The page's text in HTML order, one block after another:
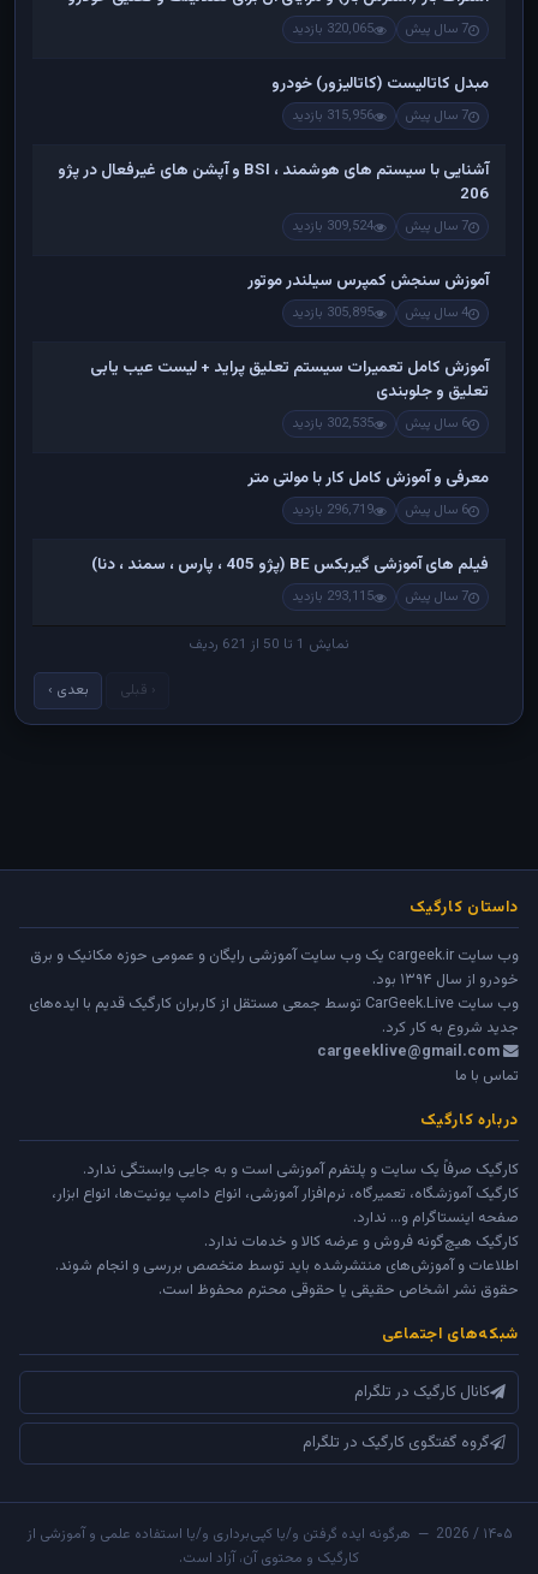
7 سال پیش 320,065 بازدید
مبدل کاتالیست (کاتالیزور) خودرو
7 سال پیش 315,956 بازدید
آشنایی با سیستم های هوشمند ، BSI و آپشن های غیرفعال در پژو
206
7 سال پیش 309,524 بازدید
آموزش سنجش کمپرس سیلندر موتور
4 سال پیش 305,895 بازدید
آموزش کامل تعمیرات سیستم تعلیق پراید + لیست عیب یابی
تعلیق و جلوبندی
6 سال پیش 302,535 بازدید
معرفی و آموزش کامل کار با مولتی متر
6 سال پیش 296,719 بازدید
فیلم های آموزشی گیربکس BE (پژو 405 ، پارس ، سمند ، دنا)
7 سال پیش 293,115 بازدید
نمایش 1 تا 50 از 621 ردیف
‹ قبلی بعدی ›
داستان کارگیک
وب سایت cargeek.ir یک وب سایت آموزشی رایگان و عمومی حوزه مکانیک و برق
خودرو از سال ۱۳۹۴ بود.
وب سایت CarGeek.Live توسط جمعی مستقل از کاربران کارگیک قدیم با ایده‌های
جدید شروع به کار کرد.
cargeeklive@gmail.com
تماس با ما
درباره کارگیک
کارگیک صرفاً یک سایت و پلتفرم آموزشی است و به جایی وابستگی ندارد.
کارگیک آموزشگاه، تعمیرگاه، نرم‌افزار آموزشی، انواع دامپ یونیت‌ها، انواع ابزار،
صفحه اینستاگرام و... ندارد.
کارگیک هیچ‌گونه فروش و عرضه کالا و خدمات ندارد.
اطلاعات و آموزش‌های منتشرشده باید توسط متخصص بررسی و انجام شوند.
حقوق نشر اشخاص حقیقی یا حقوقی محترم محفوظ است.
شبکه‌های اجتماعی
کانال کارگیک در تلگرام
گروه گفتگوی کارگیک در تلگرام
۱۴۰۵ / 2026 — هرگونه ایده گرفتن و/یا کپی‌برداری و/یا استفاده علمی و آموزشی از
کارگیک و محتوی آن، آزاد است.